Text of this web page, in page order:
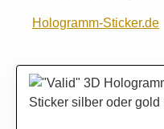
Hologramm-Sticker.de
Bildergalerie